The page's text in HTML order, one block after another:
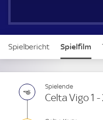
t
e
u
t
Spielbericht Spielfilm
Aufstellung Live
Spielende
Celta Vigo 1